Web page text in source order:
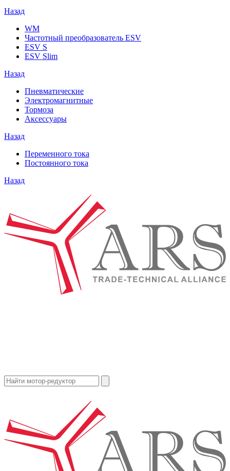
Назад
WM
Частотный преобразователь ESV
ESV S
ESV Slim
Назад
Пневматические
Электромагнитные
Тормоза
Аксессуары
Назад
Переменного тока
Постоянного тока
Назад